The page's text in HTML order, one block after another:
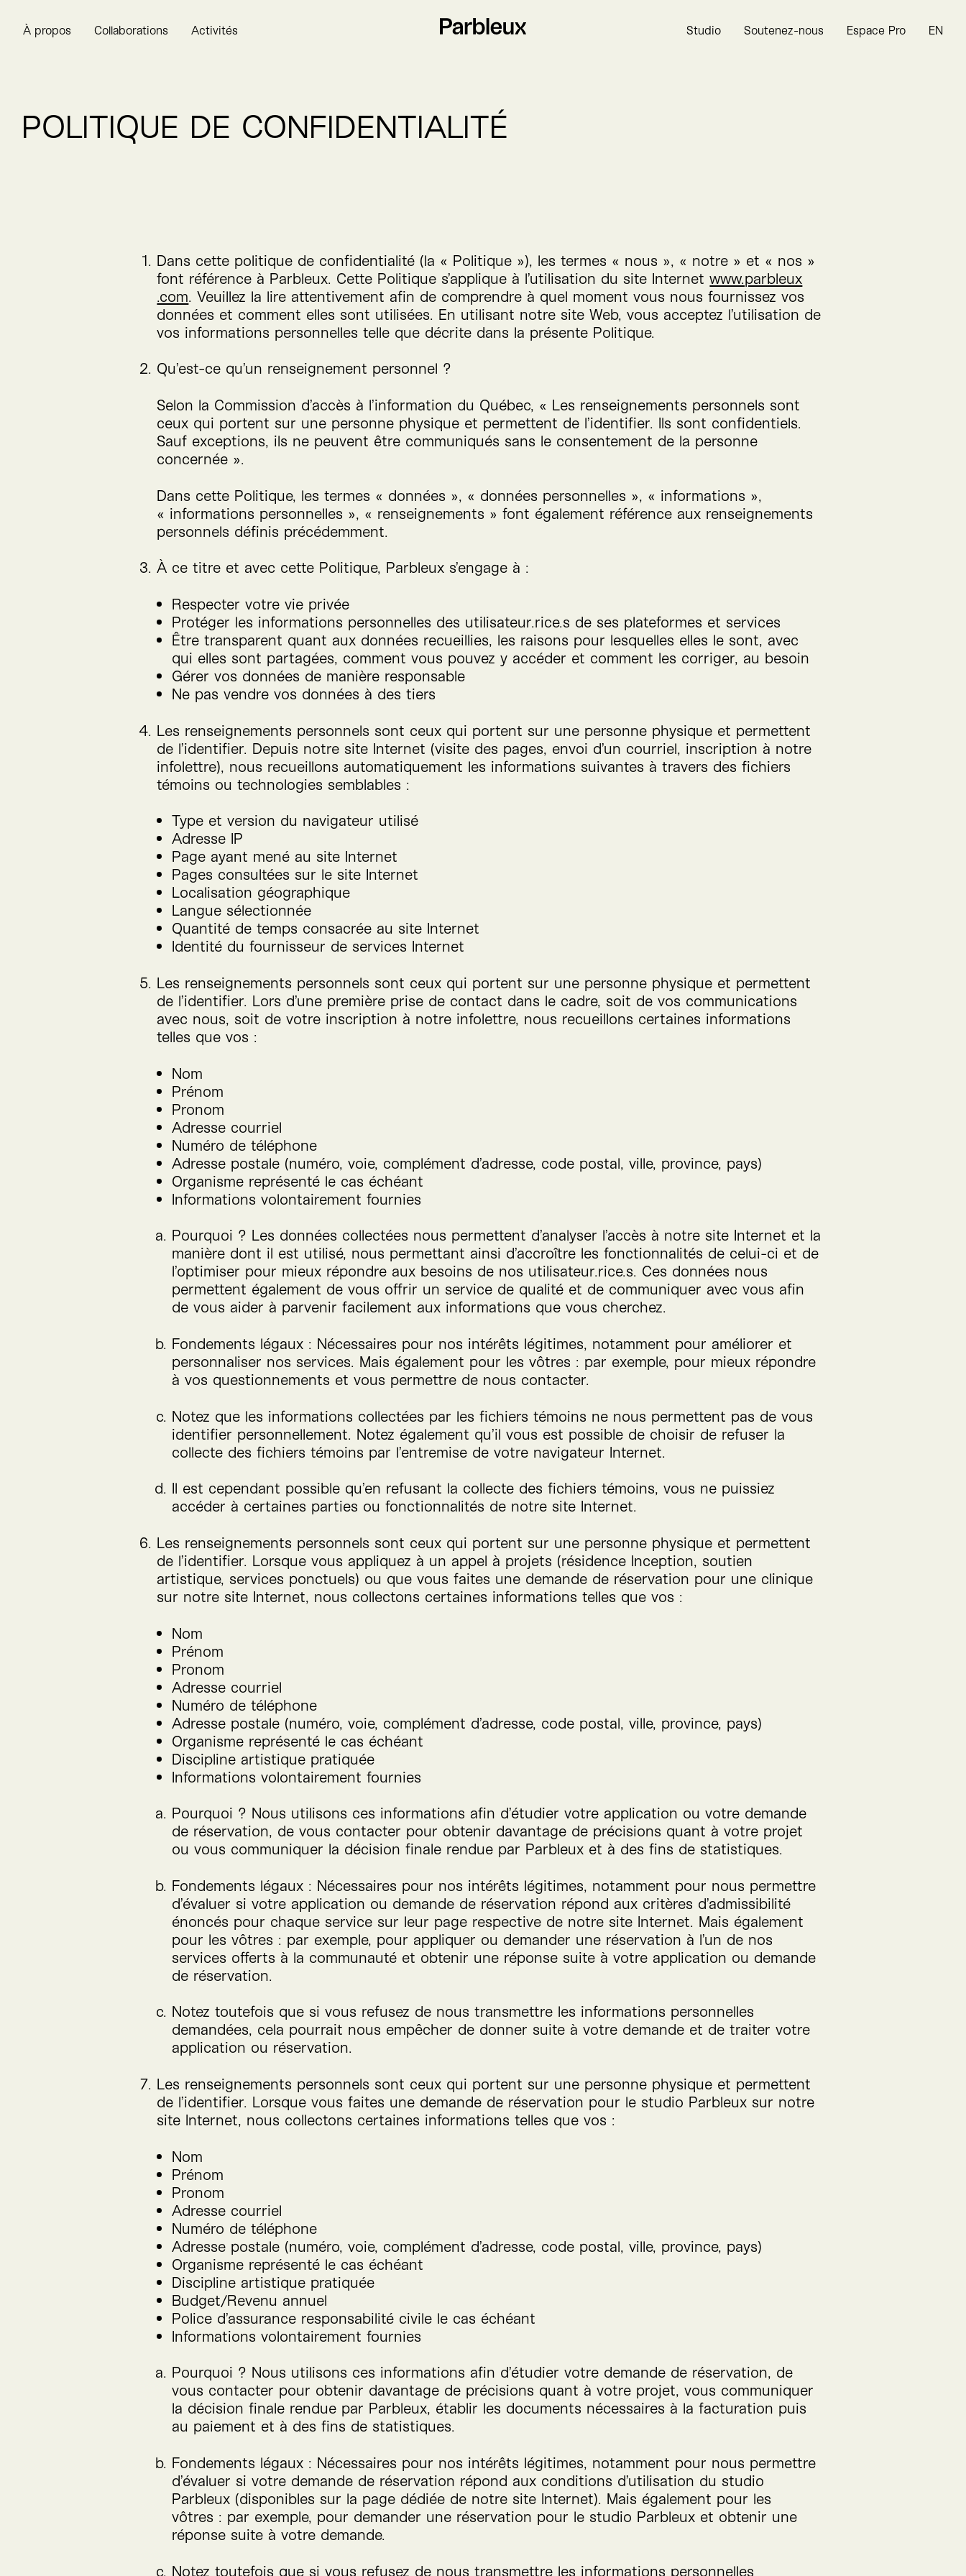
À propos Collaborations Activités Studio Soutenez-nous Espace Pro EN
POLITIQUE DE CONFIDENTIALITÉ
Dans cette politique de confidentialité (la « Politique »), les termes « nous », « notre » et « nos »
font référence à Parbleux. Cette Politique s’applique à l’utilisation du site Internetwww​.par​bleux​
.com . Veuillez la lire attentivement afin de comprendre à quel moment vous nous fournissez vos
données et comment elles sont utilisées. En utilisant notre site Web, vous acceptez l’utilisation de
vos informations personnelles telle que décrite dans la présente Politique.
Qu’est-ce qu’un renseignement personnel ?
Selon la Commission d’accès à l’information du Québec, « Les renseignements personnels sont
ceux qui portent sur une personne physique et permettent de l’identifier. Ils sont confidentiels.
Sauf exceptions, ils ne peuvent être communiqués sans le consentement de la personne
concernée ».
Dans cette Politique, les termes « données », « données personnelles », « informations »,
« informations personnelles », « renseignements » font également référence aux renseignements
personnels définis précédemment.
À ce titre et avec cette Politique, Parbleux s’engage à :
Respecter votre vie privée
Protéger les informations personnelles des utilisateur.rice.s de ses plateformes et services
Être transparent quant aux données recueillies, les raisons pour lesquelles elles le sont, avec
qui elles sont partagées, comment vous pouvez y accéder et comment les corriger, au besoin
Gérer vos données de manière responsable
Ne pas vendre vos données à des tiers
Les renseignements personnels sont ceux qui portent sur une personne physique et permettent
de l’identifier. Depuis notre site Internet (visite des pages, envoi d’un courriel, inscription à notre
infolettre), nous recueillons automatiquement les informations suivantes à travers des fichiers
témoins ou technologies semblables :
Type et version du navigateur utilisé
Adresse IP
Page ayant mené au site Internet
Pages consultées sur le site Internet
Localisation géographique
Langue sélectionnée
Quantité de temps consacrée au site Internet
Identité du fournisseur de services Internet
Les renseignements personnels sont ceux qui portent sur une personne physique et permettent
de l’identifier. Lors d’une première prise de contact dans le cadre, soit de vos communications
avec nous, soit de votre inscription à notre infolettre, nous recueillons certaines informations
telles que vos :
Nom
Prénom
Pronom
Adresse courriel
Numéro de téléphone
Adresse postale (numéro, voie, complément d’adresse, code postal, ville, province, pays)
Organisme représenté le cas échéant
Informations volontairement fournies
Pourquoi ? Les données collectées nous permettent d’analyser l’accès à notre site Internet et la
manière dont il est utilisé, nous permettant ainsi d’accroître les fonctionnalités de celui-ci et de
l’optimiser pour mieux répondre aux besoins de nos utilisateur.rice.s. Ces données nous
permettent également de vous offrir un service de qualité et de communiquer avec vous afin
de vous aider à parvenir facilement aux informations que vous cherchez.
Fondements légaux : Nécessaires pour nos intérêts légitimes, notamment pour améliorer et
personnaliser nos services. Mais également pour les vôtres : par exemple, pour mieux répondre
à vos questionnements et vous permettre de nous contacter.
Notez que les informations collectées par les fichiers témoins ne nous permettent pas de vous
identifier personnellement. Notez également qu’il vous est possible de choisir de refuser la
collecte des fichiers témoins par l’entremise de votre navigateur Internet.
Il est cependant possible qu’en refusant la collecte des fichiers témoins, vous ne puissiez
accéder à certaines parties ou fonctionnalités de notre site Internet.
Les renseignements personnels sont ceux qui portent sur une personne physique et permettent
de l’identifier. Lorsque vous appliquez à un appel à projets (résidence Inception, soutien
artistique, services ponctuels) ou que vous faites une demande de réservation pour une clinique
sur notre site Internet, nous collectons certaines informations telles que vos :
Nom
Prénom
Pronom
Adresse courriel
Numéro de téléphone
Adresse postale (numéro, voie, complément d’adresse, code postal, ville, province, pays)
Organisme représenté le cas échéant
Discipline artistique pratiquée
Informations volontairement fournies
Pourquoi ? Nous utilisons ces informations afin d’étudier votre application ou votre demande
de réservation, de vous contacter pour obtenir davantage de précisions quant à votre projet
ou vous communiquer la décision finale rendue par Parbleux et à des fins de statistiques.
Fondements légaux : Nécessaires pour nos intérêts légitimes, notamment pour nous permettre
d’évaluer si votre application ou demande de réservation répond aux critères d’admissibilité
énoncés pour chaque service sur leur page respective de notre site Internet. Mais également
pour les vôtres : par exemple, pour appliquer ou demander une réservation à l’un de nos
services offerts à la communauté et obtenir une réponse suite à votre application ou demande
de réservation.
Notez toutefois que si vous refusez de nous transmettre les informations personnelles
demandées, cela pourrait nous empêcher de donner suite à votre demande et de traiter votre
application ou réservation.
Les renseignements personnels sont ceux qui portent sur une personne physique et permettent
de l’identifier. Lorsque vous faites une demande de réservation pour le studio Parbleux sur notre
site Internet, nous collectons certaines informations telles que vos :
Nom
Prénom
Pronom
Adresse courriel
Numéro de téléphone
Adresse postale (numéro, voie, complément d’adresse, code postal, ville, province, pays)
Organisme représenté le cas échéant
Discipline artistique pratiquée
Budget/​Revenu annuel
Police d’assurance responsabilité civile le cas échéant
Informations volontairement fournies
Pourquoi ? Nous utilisons ces informations afin d’étudier votre demande de réservation, de
vous contacter pour obtenir davantage de précisions quant à votre projet, vous communiquer
la décision finale rendue par Parbleux, établir les documents nécessaires à la facturation puis
au paiement et à des fins de statistiques.
Fondements légaux : Nécessaires pour nos intérêts légitimes, notamment pour nous permettre
d’évaluer si votre demande de réservation répond aux conditions d’utilisation du studio
Parbleux (disponibles sur la page dédiée de notre site Internet). Mais également pour les
vôtres : par exemple, pour demander une réservation pour le studio Parbleux et obtenir une
réponse suite à votre demande.
Notez toutefois que si vous refusez de nous transmettre les informations personnelles